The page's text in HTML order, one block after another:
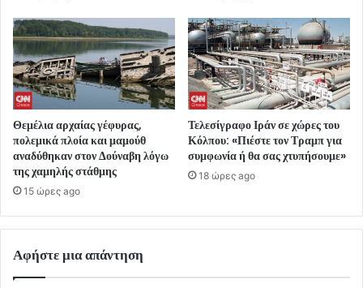
Θεμέλια αρχαίας γέφυρας,
πολεμικά πλοία και μαμούθ
αναδύθηκαν στον Δούναβη λόγω
της χαμηλής στάθμης
15 ώρες ago
Τελεσίγραφο Ιράν σε χώρες του
Κόλπου: «Πιέστε τον Τραμπ για
συμφωνία ή θα σας χτυπήσουμε»
18 ώρες ago
Αφήστε μια απάντηση